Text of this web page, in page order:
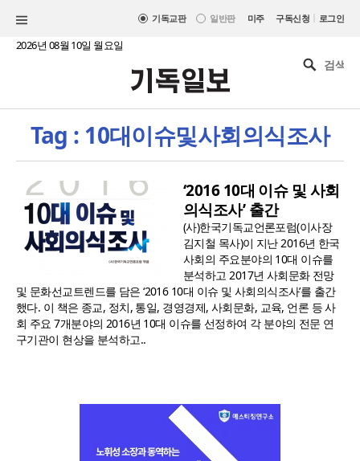
기독교판 일반판 미주 구독신청 | 로그인
2026년 08월 10일 월요일
Tag : 10대이슈및사회의식조사
‘2016 10대 이슈 및 사회
의식조사’ 출간
(사)한국기독교언론포럼(이사장
김지철 목사)이 지난 2016년 한국
사회의 주요분야의 10대 이슈를
분석하고 2017년 사회문화 전망
및 문화선교트렌드를 담은 ‘2016 10대 이슈 및 사회의식조사’를 출간
했다. 이 책은 종교, 정치, 통일, 경영경제, 사회문화, 교육, 언론 등 사
회 주요 7개분야의 2016년 10대 이슈를 선정하여 각 분야의 전문 연
구기관이 현상을 분석하고..